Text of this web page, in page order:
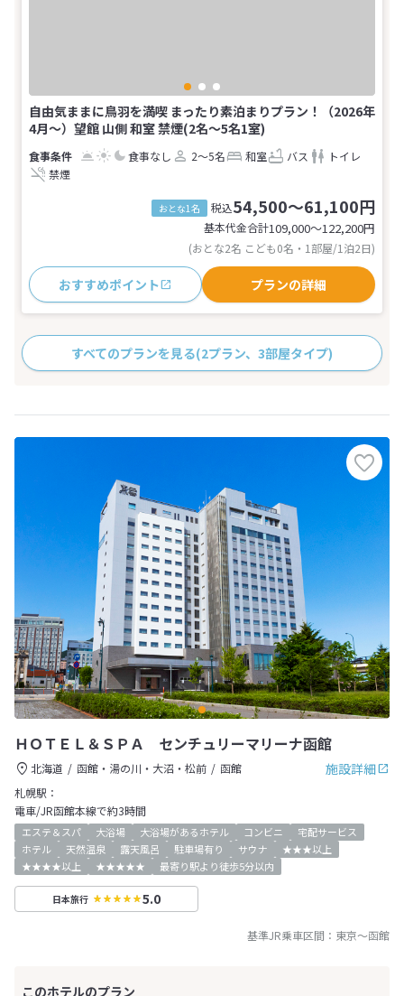
自由気ままに鳥羽を満喫 まったり素泊まりプラン！（2026年
4月～）望館 山側 和室 禁煙(2名～5名1室)
食事なし 2～5名 和室 バス
トイレ
禁煙
おとな1名 税込54,500～61,100円
基本代金合計109,000〜122,200円
(おとな2名 こども0名・1部屋/1泊2日)
おすすめポイント プランの詳細
すべてのプランを見る(2プラン、3部屋タイプ)
ＨＯＴＥＬ＆ＳＰＡ センチュリーマリーナ函館
施設詳細
北海道 函館・湯の川・大沼・松前
函館
札幌駅：
電車/JR函館本線で約3時間
エステ＆スパ 大浴場 大浴場があるホテル コンビニ
宅配サービス
ホテル
天然温泉 露天風呂 駐車場有り サウナ
★★★以上
★★★★以上
★★★★★ 最寄り駅より徒歩5分以内
日本旅行 5.0
基準JR乗車区間： 東京～函館